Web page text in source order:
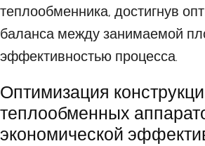
теплообменника, достигнув
баланса между занимаемой
эффективностью процесса.
Оптимизация
теплообменных
экономической